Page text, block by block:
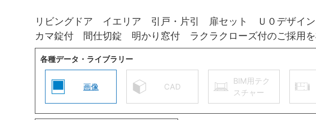
リビングドア イエリア 引戸・片引 扉セット Ｕ０デザイ
カマ錠付 間仕切錠 明かり窓付 ラクラクローズ付のご採用を
各種データ・ライブラリー
画像 CAD
BIM用テク
スチャー